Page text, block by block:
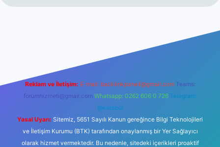
Reklam ve İletişim: E-mail: backlinkpaneli@gmail.com Teams:
forumhizmeti@gmail.com Whatsapp: 0262 606 0 726 Telegram:
@karabul
Yasal Uyarı: Sitemiz, 5651 Sayılı Kanun gereğince Bilgi Teknolojileri
ve İletişim Kurumu (BTK) tarafından onaylanmış bir Yer Sağlayıcı
olarak hizmet vermektedir. Bu nedenle, sitedeki içerikleri proaktif